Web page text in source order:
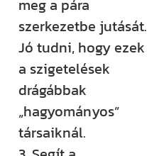
meg a pára
szerkezetbe jutását.
Jó tudni, hogy ezek
a szigetelések
drágábbak
„hagyományos”
társaiknál.